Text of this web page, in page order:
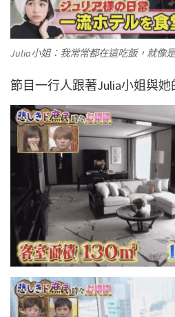
Julia小姐：我常常都在這吃飯，就像
節目一行人跟著Julia小姐與